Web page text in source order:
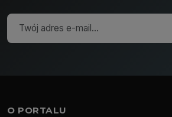
O PORTALU